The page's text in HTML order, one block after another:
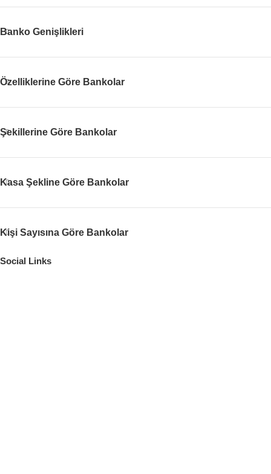
Banko Genişlikleri
Özelliklerine Göre Bankolar
Şekillerine Göre Bankolar
Kasa Şekline Göre Bankolar
Kişi Sayısına Göre Bankolar
Social Links